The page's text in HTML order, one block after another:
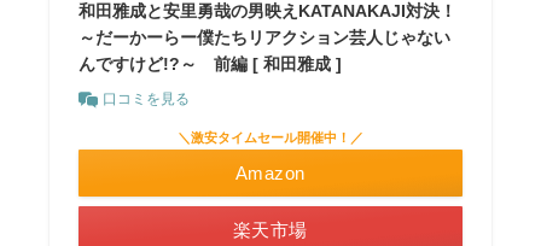
和田雅成と安里勇哉の男映えKATANAKAJI対決！
～だーかーらー僕たちリアクション芸人じゃない
んですけど!?～ 前編 [ 和田雅成 ]
口コミを見る
＼激安タイムセール開催中！／
Amazon
楽天市場